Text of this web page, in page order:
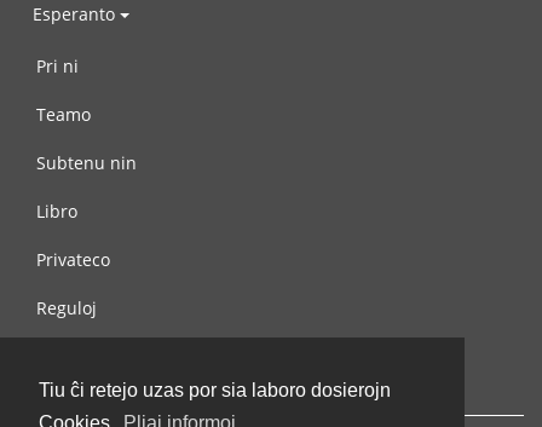
Tiu ĉi retejo uzas por sia laboro dosierojn
Esperanto
Pri ni
Teamo
Subtenu nin
Libro
Privateco
Reguloj